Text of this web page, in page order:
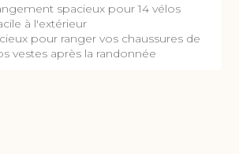
spacieux pour 14 vélos
à l'extérieur
pour ranger vos chaussures de
vestes après la randonnée